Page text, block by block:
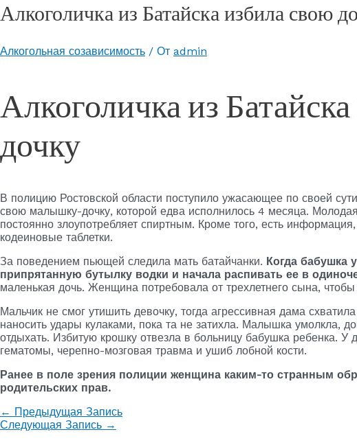
Алкоголичка из Батайска избила свою
Алкогольная созависимость / От admin
Алкоголичка из
дочку
В полицию Ростовской области поступило ужасающее по своей
свою малышку-дочку, которой едва исполнилось 4 месяца.
постоянно злоупотребляет спиртным. Кроме того, есть
кодеиновые таблетки.
За поведением пьющей следила мать батайчанки. Когда бабушка
припрятанную бутылку водки и начала распивать ее в
маленькая дочь. Женщина потребовала от трехлетнего сына, чтобы
Мальчик не смог утишить девочку, тогда агрессивная дама
наносить удары кулаками, пока та не затихла. Малышка умолкла,
отдыхать. Избитую крошку отвезла в больницу бабушка ребенка.
гематомы, черепно-мозговая травма и ушиб лобной кости.
Ранее в поле зрения полиции женщина каким-то странным
родительских прав.
← Предыдущая Запись
Следующая Запись →